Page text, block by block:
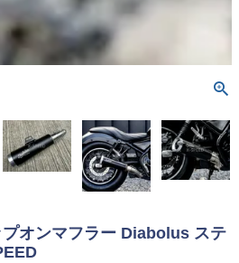
オンマフラー Diabolus ステ